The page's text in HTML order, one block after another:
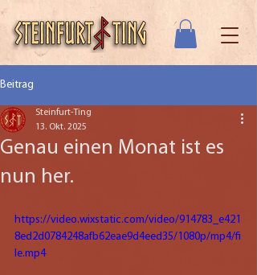
Beitrag
Genau einen Monat ist es
nun her.
Steinfurt-Ting
13. Okt. 2025
https://video.wixstatic.com/video/914783_e421
8ed2d0784248afb62eae9d4eed35/1080p/mp4/fi
le.mp4